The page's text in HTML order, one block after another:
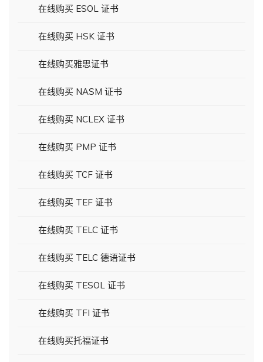
在线购买 ESOL 证书
在线购买 HSK 证书
在线购买雅思证书
在线购买 NASM 证书
在线购买 NCLEX 证书
在线购买 PMP 证书
在线购买 TCF 证书
在线购买 TEF 证书
在线购买 TELC 证书
在线购买 TELC 德语证书
在线购买 TESOL 证书
在线购买 TFI 证书
在线购买托福证书